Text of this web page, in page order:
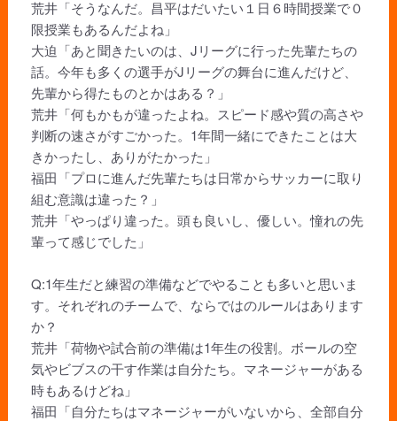
荒井「そうなんだ。昌平はだいたい１日６時間授業で０
限授業もあるんだよね」
大迫「あと聞きたいのは、Jリーグに行った先輩たちの
話。今年も多くの選手がJリーグの舞台に進んだけど、
先輩から得たものとかはある？」
荒井「何もかもが違ったよね。スピード感や質の高さや
判断の速さがすごかった。1年間一緒にできたことは大
きかったし、ありがたかった」
福田「プロに進んだ先輩たちは日常からサッカーに取り
組む意識は違った？」
荒井「やっぱり違った。頭も良いし、優しい。憧れの先
輩って感じでした」
Q:1年生だと練習の準備などでやることも多いと思いま
す。それぞれのチームで、ならではのルールはあります
か？
荒井「荷物や試合前の準備は1年生の役割。ボールの空
気やビブスの干す作業は自分たち。マネージャーがある
時もあるけどね」
福田「自分たちはマネージャーがいないから、全部自分